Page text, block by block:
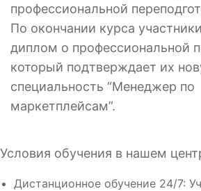
профессиональной
По окончании курса
диплом о профессиональной
который подтверждает их
специальность “Менеджер по
маркетплейсам”.
Условия обучения в нашем
Дистанционное обучение 24/7: